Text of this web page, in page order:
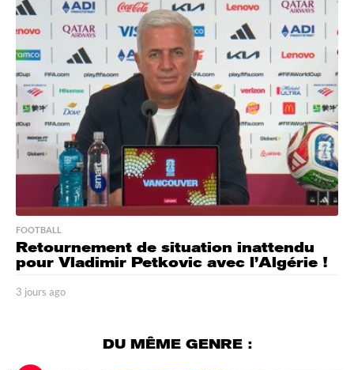
r
s
a
o
FOOTBALL
Retournement de situation inattendu
pour Vladimir Petkovic avec l’Algérie !
3 jours ago
DU MÊME GENRE :